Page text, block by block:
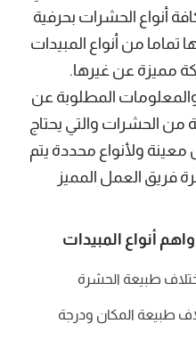
أنواع الحشرات بحرفية
تماما من أنواع المبيدات
مميزة عن غيرها.
المطلوبة عن
من الحشرات والتي يحتاج
ولأنواع محددة يتم
فريق العمل المميز
أنواع المبيدات
طبيعة الحشرة
طبيعة المكان ودرجة